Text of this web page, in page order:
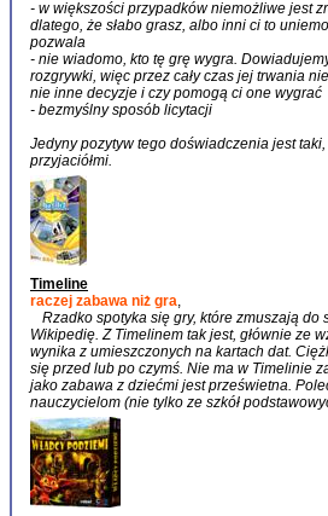
- w większości przypadków niemożliwe jest
dlatego, że słabo grasz, albo inni ci to
pozwala
- nie wiadomo, kto tę grę wygra.
rozgrywki, więc przez cały czas jej trwania
nie inne decyzje i czy pomogą ci one wygrać
- bezmyślny sposób licytacji
Jedyny pozytyw tego doświadczenia jest
przyjaciółmi.
Timeline
raczej zabawa niż gra,
Rzadko spotyka się gry, które zmuszają
Wikipedię. Z Timelinem tak jest, głównie ze
wynika z umieszczonych na kartach dat.
się przed lub po czymś. Nie ma w Timelinie
jako zabawa z dziećmi jest prześwietna.
nauczycielom (nie tylko ze szkół